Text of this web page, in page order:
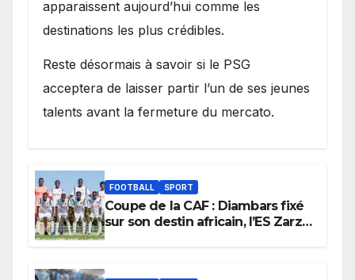
apparaissent aujourd’hui comme les
destinations les plus crédibles.
Reste désormais à savoir si le PSG
acceptera de laisser partir l’un de ses jeunes
talents avant la fermeture du mercato.
FOOTBALL SPORT
Coupe de la CAF : Diambars fixé
sur son destin africain, l’ES Zarzis